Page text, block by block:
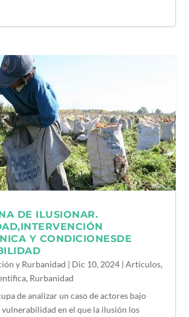
DE ILUSIONAR.
Y CONDICIONESDE
y Rurbanidad | Dic 10, 2024 |Artículos,
, Rurbanidad
de analizar un caso de actores bajo
en el que la ilusión los